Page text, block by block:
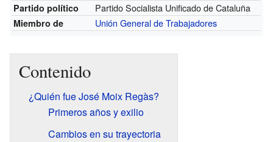
Partido político Partido Socialista Unificado de Cataluña
Miembro de Unión General de Trabajadores
Contenido
¿Quién fue José Moix Regàs?
Primeros años y exilio
Cambios en su trayectoria